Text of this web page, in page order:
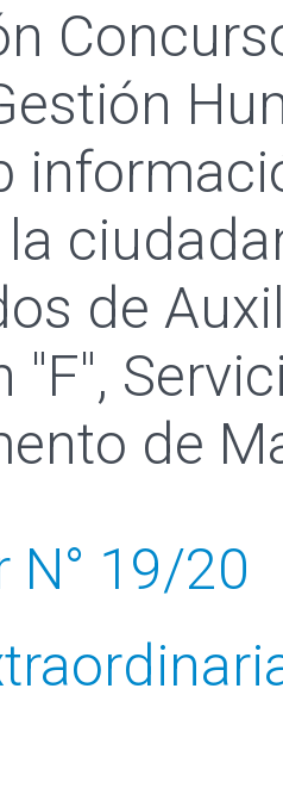
de
"F",
de
N° 19/20